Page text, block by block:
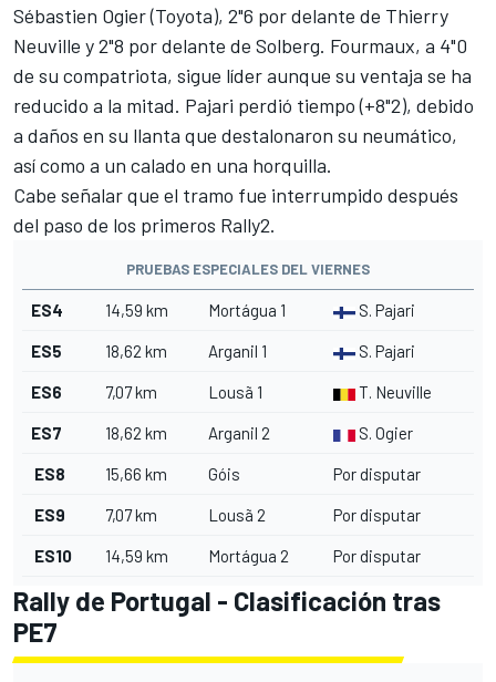
Sébastien Ogier(Toyota), 2"6 por delante de Thierry
Neuville y 2"8 por delante de Solberg. Fourmaux, a 4"0
de su compatriota, sigue líder aunque su ventaja se ha
reducido a la mitad. Pajari perdió tiempo (+8"2), debido
a daños en su llanta que destalonaron su neumático,
así como a un calado en una horquilla.
Cabe señalar que el tramo fue interrumpido después
del paso de los primeros Rally2.
PRUEBAS ESPECIALES DEL VIERNES
ES4 14,59 km Mortágua 1 S. Pajari
ES5 18,62 km Arganil 1 S. Pajari
ES6 7,07 km Lousã 1 T. Neuville
ES7 18,62 km Arganil 2 S. Ogier
ES8 15,66 km Góis Por disputar
ES9 7,07 km Lousã 2 Por disputar
ES10 14,59 km Mortágua 2 Por disputar
Rally de Portugal - Clasificación tras
PE7